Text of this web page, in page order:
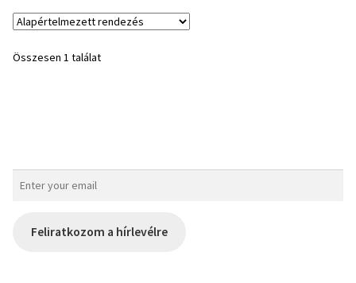
Összesen 1 találat
Feliratkozom a hírlevélre